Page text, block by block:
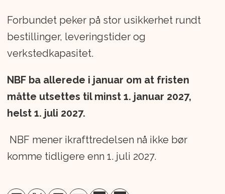
Forbundet peker på stor usikkerhet rundt
bestillinger, leveringstider og
verkstedkapasitet.
NBF ba allerede i januar om at fristen
måtte utsettes til minst 1. januar 2027,
helst 1. juli 2027.
NBF mener ikrafttredelsen nå ikke bør
komme tidligere enn 1. juli 2027.